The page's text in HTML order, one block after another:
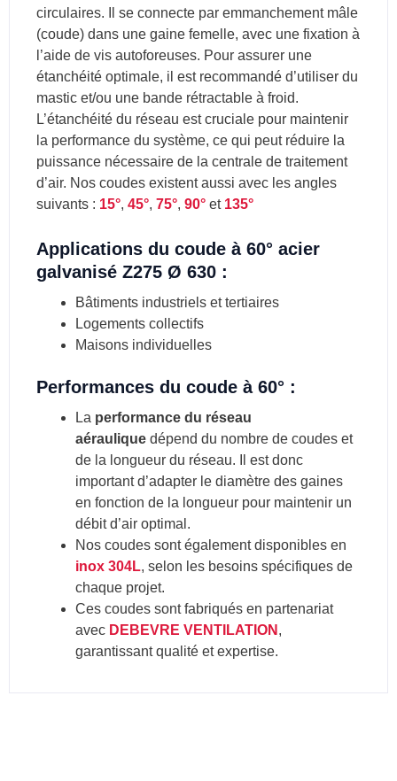
circulaires. Il se connecte par emmanchement mâle
(coude) dans une gaine femelle, avec une fixation à
l’aide de vis autoforeuses. Pour assurer une
étanchéité optimale, il est recommandé d’utiliser du
mastic et/ou une bande rétractable à froid.
L’étanchéité du réseau est cruciale pour maintenir
la performance du système, ce qui peut réduire la
puissance nécessaire de la centrale de traitement
d’air. Nos coudes existent aussi avec les angles
suivants : 15°, 45°, 75°, 90° et 135°
Applications du coude à 60° acier
galvanisé Z275 Ø 630 :
Bâtiments industriels et tertiaires
Logements collectifs
Maisons individuelles
Performances du coude à 60° :
La performance du réseau
aérauliquedépend du nombre de coudes et
de la longueur du réseau. Il est donc
important d’adapter le diamètre des gaines
en fonction de la longueur pour maintenir un
débit d’air optimal.
Nos coudes sont également disponibles en
inox 304L, selon les besoins spécifiques de
chaque projet.
Ces coudes sont fabriqués en partenariat
avec DEBEVRE VENTILATION ,
garantissant qualité et expertise.